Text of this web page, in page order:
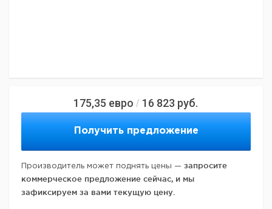
175,35 евро / 16 823 руб.
Получить предложение
Производитель может поднять цены — запросите
коммерческое предложение сейчас, и мы
зафиксируем за вами текущую цену.